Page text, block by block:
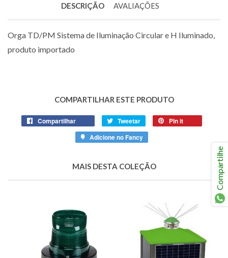
DESCRIÇÃO AVALIAÇÕES
Orga TD/PM Sistema de Iluminação Circular e H Iluminado,
produto importado
COMPARTILHAR ESTE PRODUTO
Compartilhar
Compartilhe
no
Facebook
Tweetar
Tuite
no
Twitter
Pin it
Adicione no Fancy
MAIS DESTA COLEÇÃO Compartilhe